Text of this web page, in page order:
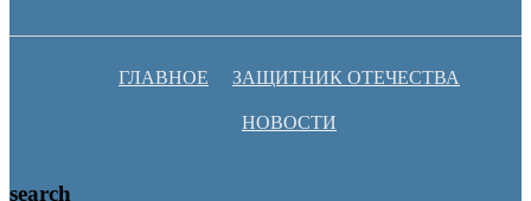
ГЛАВНОЕ ЗАЩИТНИК ОТЕЧЕСТВА
НОВОСТИ
search